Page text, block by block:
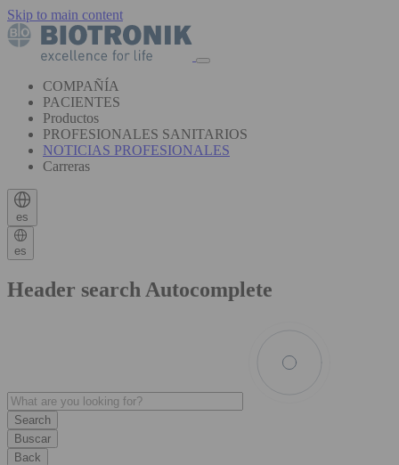
Skip to main content
COMPAÑÍA
PACIENTES
Productos
PROFESIONALES SANITARIOS
NOTICIAS PROFESIONALES
Carreras
es
es
Header search Autocomplete
Buscar
Back